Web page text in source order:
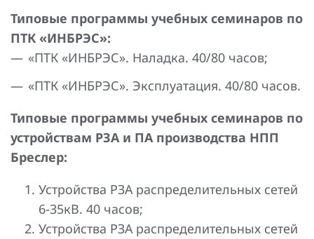
Типовые программы учебных семинаров по
ПТК «ИНБРЭС»:
«ПТК «ИНБРЭС». Наладка. 40/80 часов;
«ПТК «ИНБРЭС». Эксплуатация. 40/80 часов.
Типовые программы учебных семинаров по
устройствам РЗА и ПА производства НПП
Бреслер:
Устройства РЗА распределительных сетей
6-35кВ. 40 часов;
Устройства РЗА распределительных сетей